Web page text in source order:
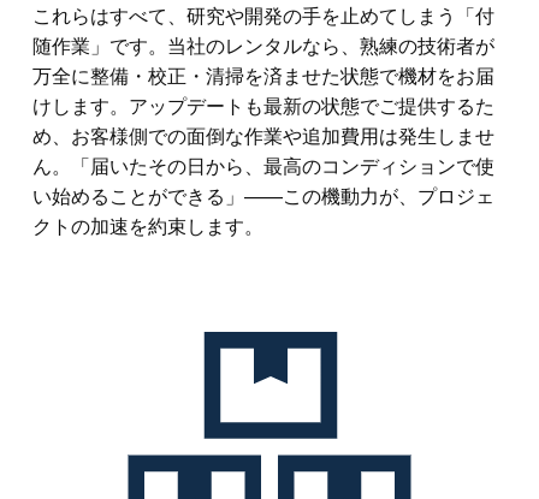
これらはすべて、研究や開発の手を止めてしまう「付
随作業」です。当社のレンタルなら、熟練の技術者が
万全に整備・校正・清掃を済ませた状態で機材をお届
けします。アップデートも最新の状態でご提供するた
め、お客様側での面倒な作業や追加費用は発生しませ
ん。「届いたその日から、最高のコンディションで使
い始めることができる」——この機動力が、プロジェ
クトの加速を約束します。